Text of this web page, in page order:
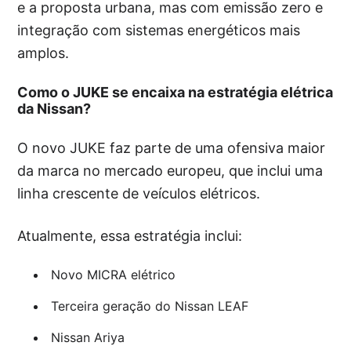
e a proposta urbana, mas com emissão zero e
integração com sistemas energéticos mais
amplos.
Como o JUKE se encaixa na estratégia elétrica
da Nissan?
O novo JUKE faz parte de uma ofensiva maior
da marca no mercado europeu, que inclui uma
linha crescente de veículos elétricos.
Atualmente, essa estratégia inclui:
Novo MICRA elétrico
Terceira geração do Nissan LEAF
Nissan Ariya